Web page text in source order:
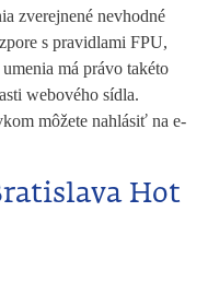
zverejnené nevhodné
s pravidlami FPU,
má právo takéto
webového sídla.
môžete nahlásiť na e-
Hot